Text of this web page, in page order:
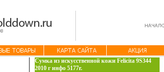
Сумка из искусственной кожи Felicita 9S344
2010 г инфо 5177r.